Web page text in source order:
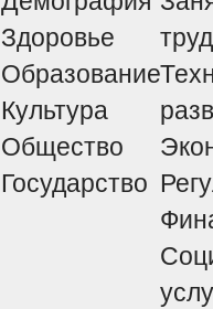
Здоровье
Образование
Культура
Общество
Государство
труд